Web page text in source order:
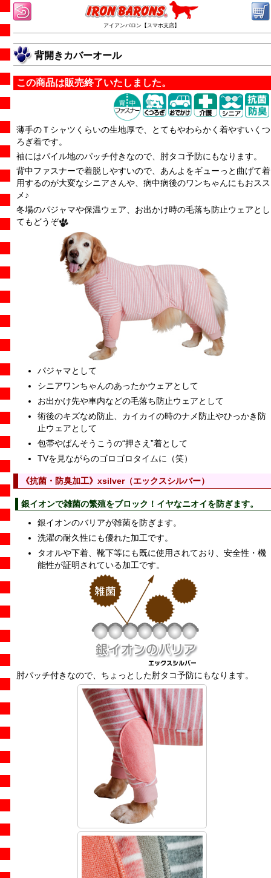
アイアンバロン【スマホ支店】
背開きカバーオール
この商品は販売終了いたしました。
薄手のＴシャツくらいの生地厚で、とてもやわらかく着やすいくつ
ろぎ着です。
袖にはパイル地のパッチ付きなので、肘タコ予防にもなります。
背中ファスナーで着脱しやすいので、あんよをギューっと曲げて着
用するのが大変なシニアさんや、病中病後のワンちゃんにもおスス
メ♪
冬場のパジャマや保温ウェア、お出かけ時の毛落ち防止ウェアとし
てもどうぞ
パジャマとして
シニアワンちゃんのあったかウェアとして
お出かけ先や車内などの毛落ち防止ウェアとして
術後のキズなめ防止、カイカイの時のナメ防止やひっかき防
止ウェアとして
包帯やばんそうこうの“押さえ”着として
TVを見ながらのゴロゴロタイムに（笑）
《抗菌・防臭加工》xsilver（エックスシルバー）
銀イオンで雑菌の繁殖をブロック！イヤなニオイを防ぎます。
銀イオンのバリアが雑菌を防ぎます。
洗濯の耐久性にも優れた加工です。
タオルや下着、靴下等にも既に使用されており、安全性・機
能性が証明されている加工です。
肘パッチ付きなので、ちょっとした肘タコ予防にもなります。